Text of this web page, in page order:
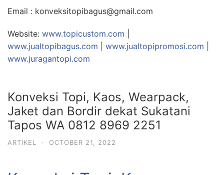
Email : konveksitopibagus@gmail.com
Website: www.topicustom.com
www.jualtopibagus.com
www.jualtopipromosi.com
www.juragantopi.com
Konveksi Topi, Kaos, Wearpack,
Jaket dan Bordir dekat Sukatani
Tapos WA 0812 8969 2251
ARTIKEL · OCTOBER 21, 2022